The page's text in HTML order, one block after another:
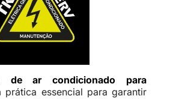
de ar condicionado para
essencial para garantir